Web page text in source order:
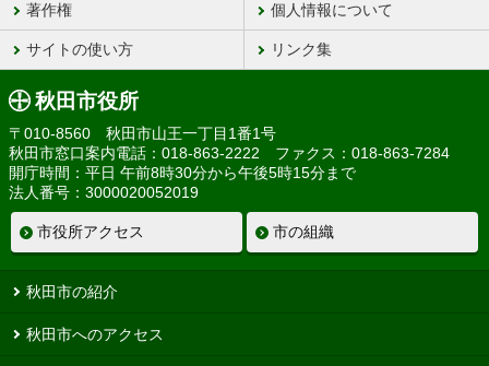
著作権 個人情報について
サイトの使い方 リンク集
秋田市役所
〒010-8560 秋田市山王一丁目1番1号
秋田市窓口案内電話：018-863-2222 ファクス：018-863-7284
開庁時間：平日 午前8時30分から午後5時15分まで
法人番号：3000020052019
市役所アクセス 市の組織
秋田市の紹介
秋田市へのアクセス